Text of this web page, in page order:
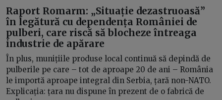
Raport Romarm: „Situație dezastruoasă”
în legătură cu dependența României de
pulberi, care riscă să blocheze întreaga
industrie de apărare
În plus, munițiile produse local continuă să depindă de
pulberile pe care – tot de aproape 20 de ani – România
le importă aproape integral din Serbia, țară non-NATO.
Explicația: țara nu dispune în prezent de o fabrică de